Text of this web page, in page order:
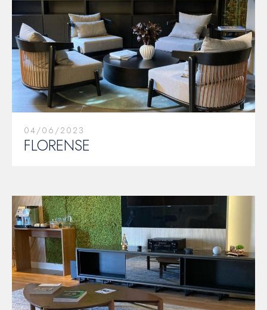
04/06/2023
FLORENSE